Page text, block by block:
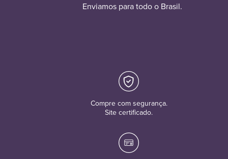
Enviamos para todo o Brasil.
Compre com segurança.
Site certificado.